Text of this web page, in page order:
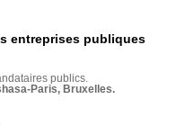
entreprises publiques
publics.
Paris, Bruxelles.